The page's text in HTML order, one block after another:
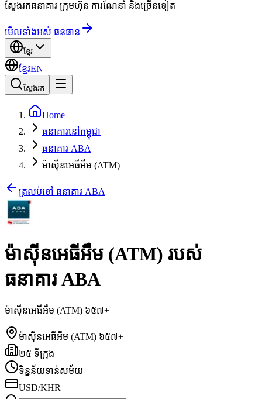
ស្វែងរកធនាគារ ក្រុមហ៊ុន ការណែនាំ និងច្រើនទៀត
មើលទាំងអស់ ធនធាន
ខ្មែរ
ខ្មែរEN
ស្វែងរក
Home
ធនាគារនៅកម្ពុជា
ធនាគារ ABA
ម៉ាស៊ីនអេធីអឹម (ATM)
ត្រលប់ទៅ ធនាគារ ABA
ម៉ាស៊ីនអេធីអឹម (ATM) របស់
ធនាគារ ABA
ម៉ាស៊ីនអេធីអឹម (ATM) ៦៥៧+
ម៉ាស៊ីនអេធីអឹម (ATM) ៦៥៧+
២៥ ទីក្រុង
ទិន្នន័យទាន់សម័យ
USD/KHR